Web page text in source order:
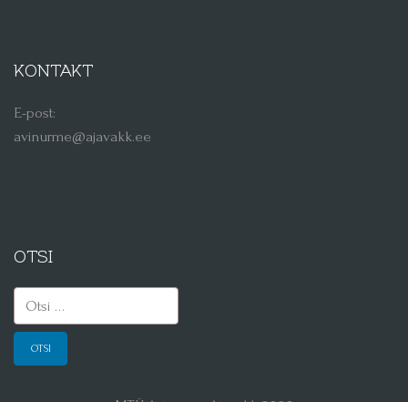
KONTAKT
E-post:
avinurme@ajavakk.ee
OTSI
Otsi: